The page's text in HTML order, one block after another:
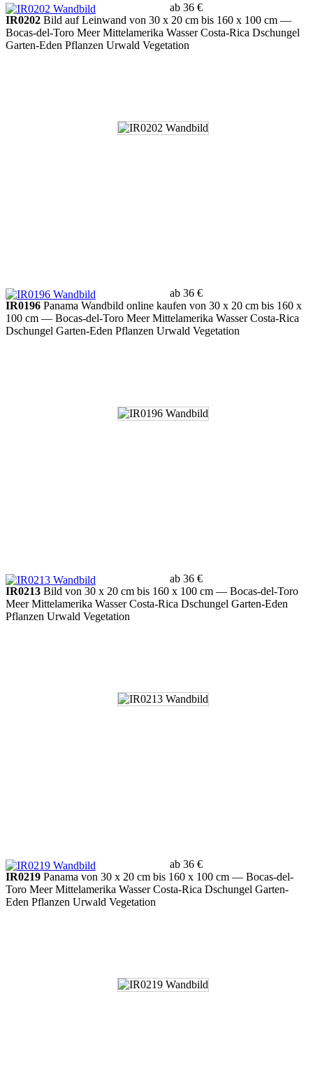
ab 36 €
IR0202 Bild auf Leinwand von 30 x 20 cm bis 160 x 100 cm —
Bocas-del-Toro Meer Mittelamerika Wasser Costa-Rica Dschungel
Garten-Eden Pflanzen Urwald Vegetation
ab 36 €
IR0196 Panama Wandbild online kaufen von 30 x 20 cm bis 160 x
100 cm — Bocas-del-Toro Meer Mittelamerika Wasser Costa-Rica
Dschungel Garten-Eden Pflanzen Urwald Vegetation
ab 36 €
IR0213 Bild von 30 x 20 cm bis 160 x 100 cm — Bocas-del-Toro
Meer Mittelamerika Wasser Costa-Rica Dschungel Garten-Eden
Pflanzen Urwald Vegetation
ab 36 €
IR0219 Panama von 30 x 20 cm bis 160 x 100 cm — Bocas-del-
Toro Meer Mittelamerika Wasser Costa-Rica Dschungel Garten-
Eden Pflanzen Urwald Vegetation